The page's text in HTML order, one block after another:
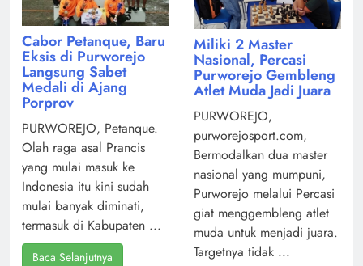
Cabor Petanque, Baru
Eksis di Purworejo
Langsung Sabet
Medali di Ajang
Porprov
PURWOREJO, Petanque.
Olah raga asal Prancis
yang mulai masuk ke
Indonesia itu kini sudah
mulai banyak diminati,
termasuk di Kabupaten ...
Baca Selanjutnya
Miliki 2 Master
Nasional, Percasi
Purworejo Gembleng
Atlet Muda Jadi Juara
PURWOREJO,
purworejosport.com,
Bermodalkan dua master
nasional yang mumpuni,
Purworejo melalui Percasi
giat menggembleng atlet
muda untuk menjadi juara.
Targetnya tidak ...